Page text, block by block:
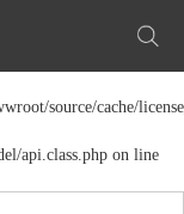
source/cache/
api.class.php on line